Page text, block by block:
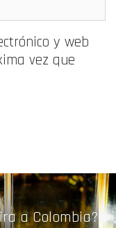
y web
vez que
a Colombia?